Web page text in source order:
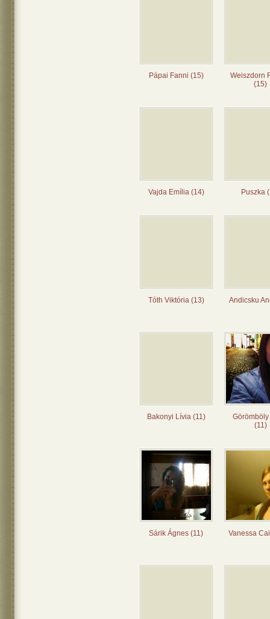
Pápai Fanni (15)
Weiszdorn
(15)
Vajda Emília (14) Puszka
Tóth Viktória (13) Andicsku
Bakonyi Lívia (11)
(11)
Sárik Ágnes (11) Vanessa